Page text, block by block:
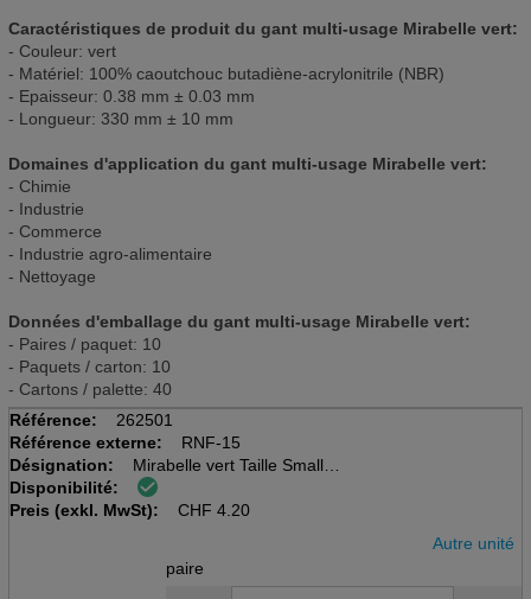
Caractéristiques de produit du gant multi-usage Mirabelle vert:
- Couleur: vert
- Matériel: 100% caoutchouc butadiène-acrylonitrile (NBR)
- Epaisseur: 0.38 mm ± 0.03 mm
- Longueur: 330 mm ± 10 mm
Domaines d'application du gant multi-usage Mirabelle vert:
- Chimie
- Industrie
- Commerce
- Industrie agro-alimentaire
- Nettoyage
Données d'emballage du gant multi-usage Mirabelle vert:
- Paires / paquet: 10
- Paquets / carton: 10
- Cartons / palette: 40
Référence:
262501
Référence externe:
RNF-15
Désignation:
Mirabelle vert Taille Small
Gant tout usage en nitrile
330mm long, 0.38mm d'épaisseu
Disponibilité:
Preis (exkl. MwSt):
CHF 4.20
Autre unité
paire